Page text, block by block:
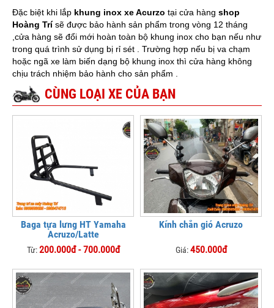
Đặc biệt khi lắp khung inox xe Acurzo tại cửa hàng shop
Hoàng Trísẽ được bảo hành sản phẩm trong vòng 12 tháng
,cửa hàng sẽ đổi mới hoàn toàn bộ khung inox cho bạn nếu như
trong quá trình sử dụng bị rỉ sét . Trường hợp nếu bị va chạm
hoặc ngã xe làm biến dạng bộ khung inox thì cửa hàng không
chịu trách nhiệm bảo hành cho sản phẩm .
CÙNG LOẠI XE CỦA BẠN
Baga tựa lưng HT Yamaha
Acruzo/Latte
Từ:200.000đ - 700.000đ
Kính chắn gió Acruzo
Giá:450.000đ